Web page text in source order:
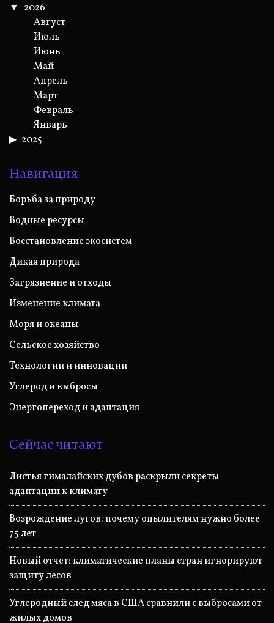
2026
Август
Июль
Июнь
Май
Апрель
Март
Февраль
Январь
2025
Навигация
Борьба за природу
Водные ресурсы
Восстановление экосистем
Дикая природа
Загрязнение и отходы
Изменение климата
Моря и океаны
Сельское хозяйство
Технологии и инновации
Углерод и выбросы
Энергопереход и адаптация
Сейчас читают
Листья гималайских дубов раскрыли секреты
адаптации к климату
Возрождение лугов: почему опылителям нужно более
75 лет
Новый отчет: климатические планы стран игнорируют
защиту лесов
Углеродный след мяса в США сравнили с выбросами от
жилых домов